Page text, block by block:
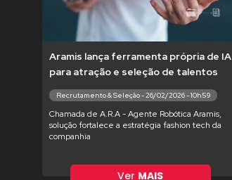
Aramis lança ferramenta própria de IA
para atração e seleção de talentos
Recrutamento & Seleção - 26/02/2026 - 10h59
Chamada de A.R.A - Agente Robótica Aramis,
solução fortalece a estratégia fashion tech da
companhia
Ver MAIS